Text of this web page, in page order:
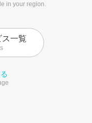
in your region.
ス一覧